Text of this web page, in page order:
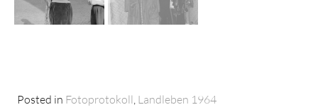
Posted in Fotoprotokoll Landleben 1964